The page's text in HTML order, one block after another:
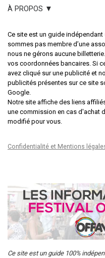
À PROPOS ▼
Ce site est un guide
sommes pas membre d’une
nous ne gérons aucune
vos coordonnées bancaires. Si
avez cliqué sur une publicité et
publicités présentes sur ce site
Google.
Notre site affiche des liens
une commission en cas d'achat
modifié pour vous.
Confidentialité et Mentions
Ce site est un guide 100%